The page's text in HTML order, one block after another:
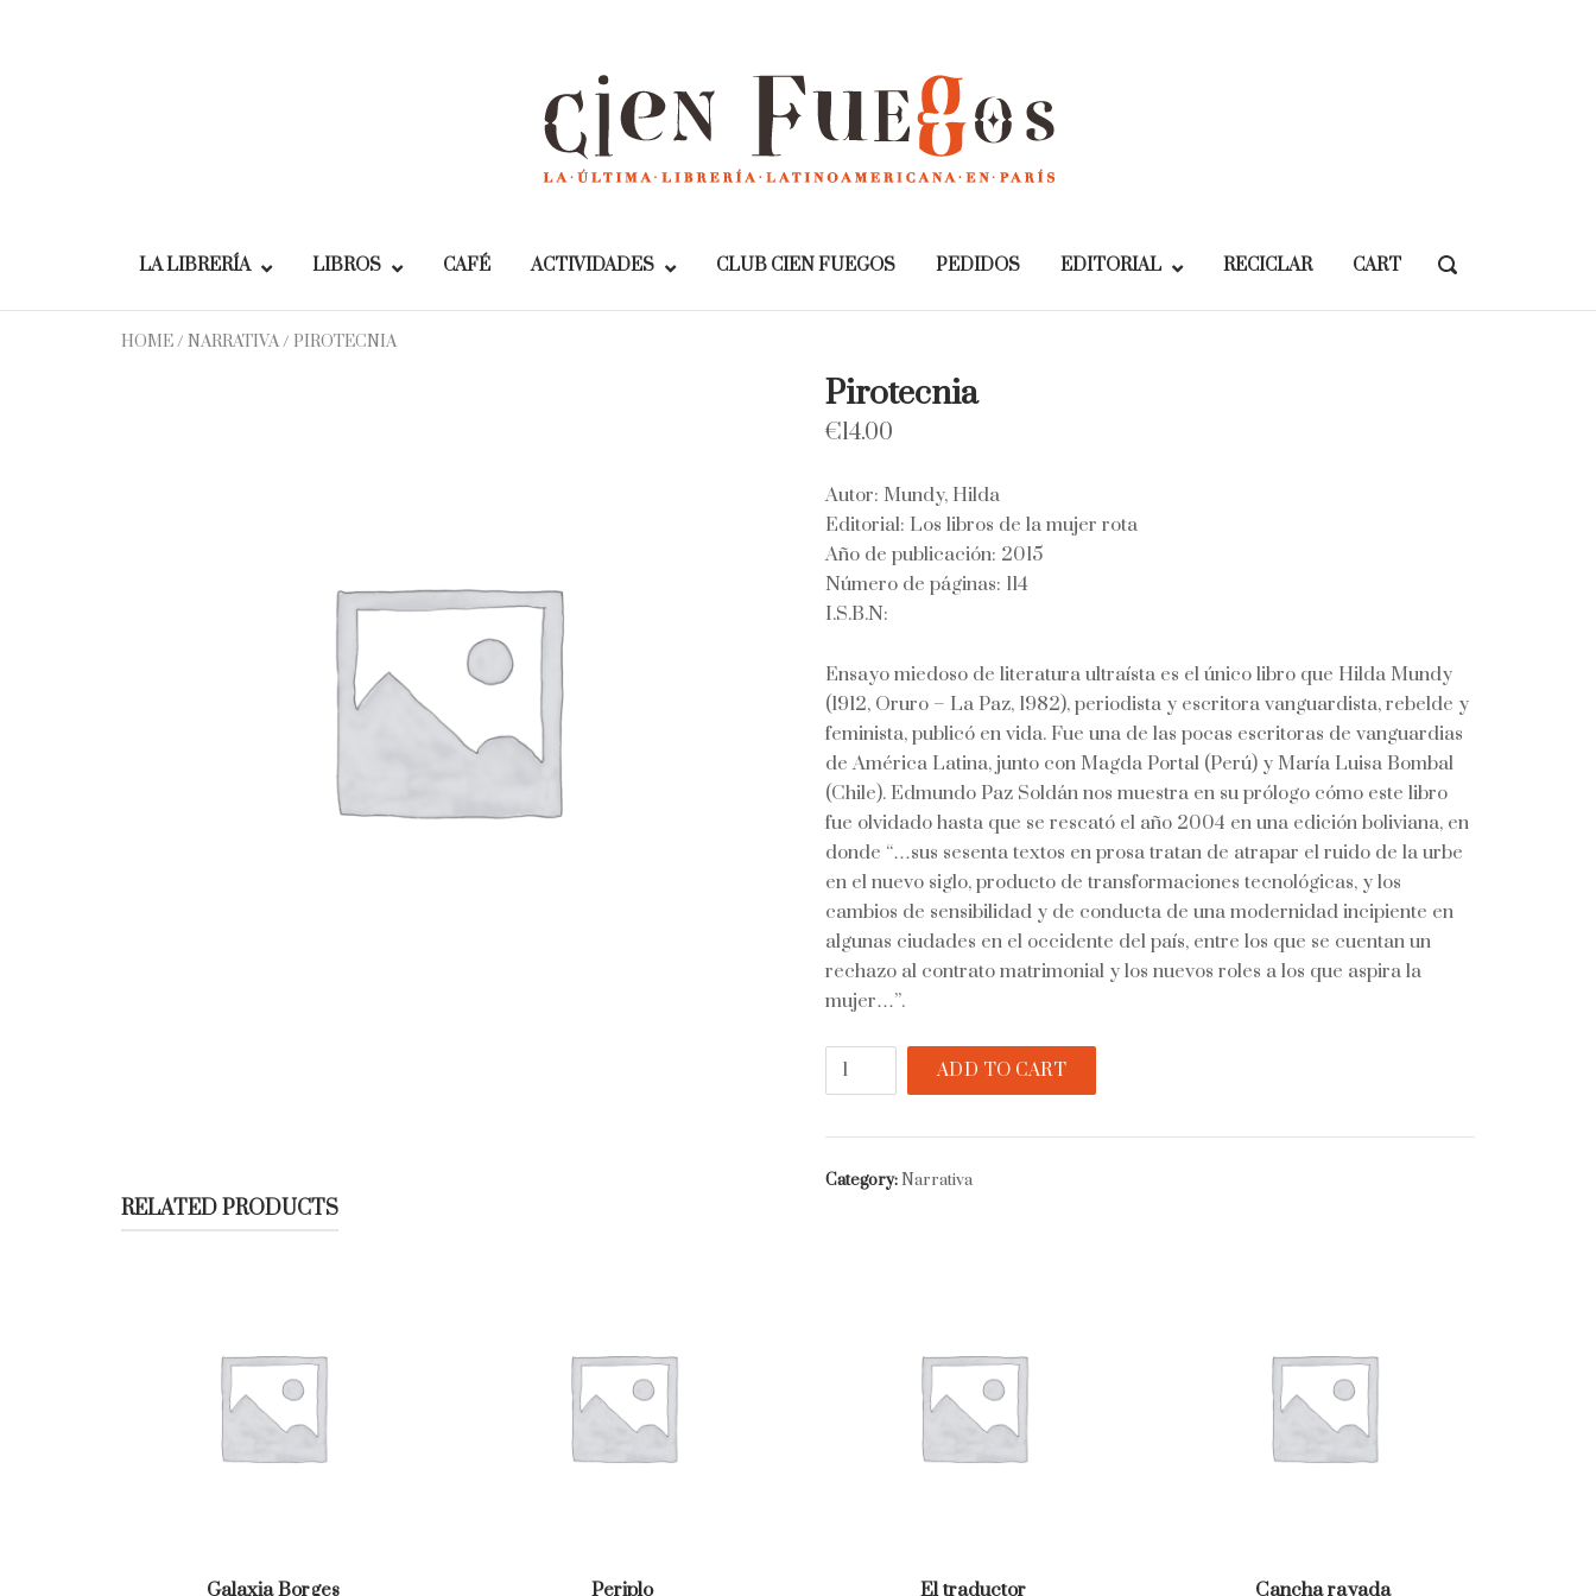
LA LIBRERÍA LIBROS CAFÉ ACTIVIDADES CLUB CIEN FUEGOS PEDIDOS EDITORIAL RECICLAR CART
OPEN
BAR
HOME/ NARRATIVA/ PIROTECNIA
Pirotecnia
€14.00
Autor: Mundy, Hilda
Editorial: Los libros de la mujer rota
Año de publicación: 2015
Número de páginas: 114
I.S.B.N:
Ensayo miedoso de literatura ultraísta es el único libro que Hilda Mundy
(1912, Oruro – La Paz, 1982), periodista y escritora vanguardista, rebelde y
feminista, publicó en vida. Fue una de las pocas escritoras de vanguardias
de América Latina, junto con Magda Portal (Perú) y María Luisa Bombal
(Chile). Edmundo Paz Soldán nos muestra en su prólogo cómo este libro
fue olvidado hasta que se rescató el año 2004 en una edición boliviana, en
donde “…sus sesenta textos en prosa tratan de atrapar el ruido de la urbe
en el nuevo siglo, producto de transformaciones tecnológicas, y los
cambios de sensibilidad y de conducta de una modernidad incipiente en
algunas ciudades en el occidente del país, entre los que se cuentan un
rechazo al contrato matrimonial y los nuevos roles a los que aspira la
mujer…”.
Pirotecnia
ADD TO CART
Category:Narrativa
RELATED PRODUCTS
Galaxia Borges Periplo El traductor Cancha rayada